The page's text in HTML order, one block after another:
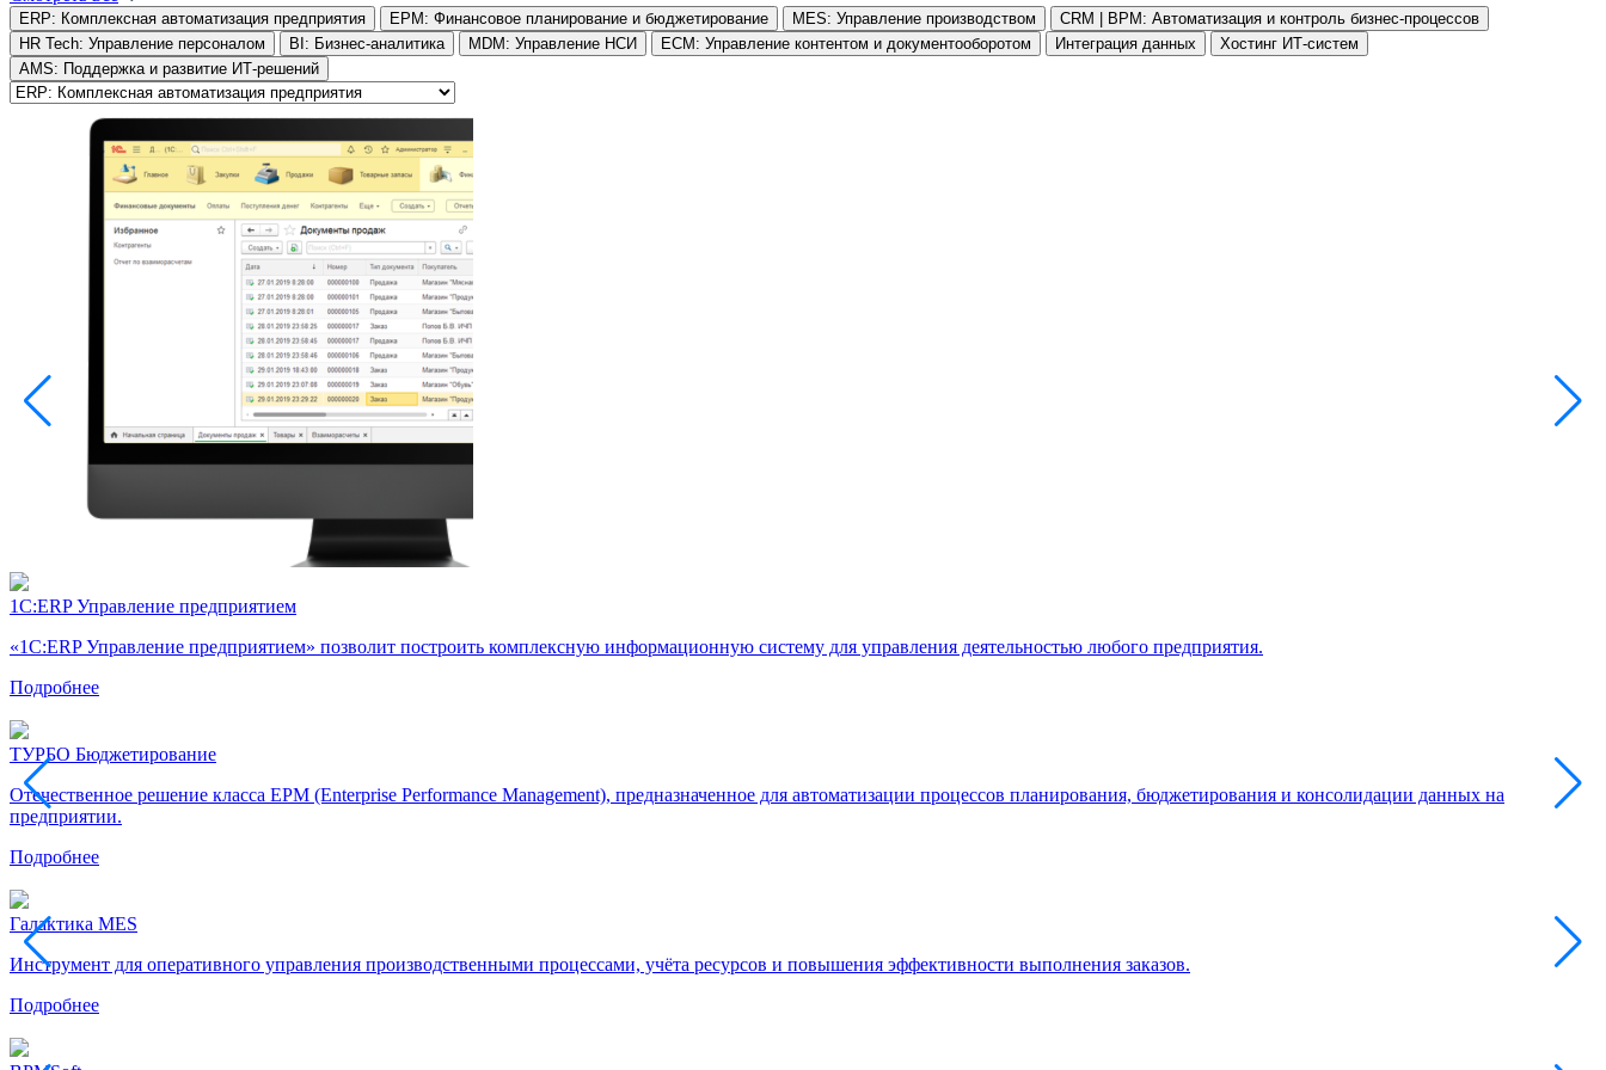
ERP: Комплексная автоматизация предприятия EPM: Финансовое планирование и бюджетирование MES: Управление производством
CRM | BPM: Автоматизация и контроль бизнес-процессов
HR Tech: Управление персоналом
BI: Бизнес-аналитика MDM: Управление НСИ ECM: Управление контентом и документооборотом Интеграция данных
Хостинг ИТ-систем
AMS: Поддержка и развитие ИТ-решений
1С:ERP Управление предприятием
«1С:ERP Управление предприятием» позволит построить комплексную информационную систему для управления деятельностью любого предприятия.
Подробнее
ТУРБО Бюджетирование
Отечественное решение класса EPM (Enterprise Performance Management), предназначенное для автоматизации процессов планирования, бюджетирования и консолидации данных на
предприятии.
Подробнее
Галактика MES
Инструмент для оперативного управления производственными процессами, учёта ресурсов и повышения эффективности выполнения заказов.
Подробнее